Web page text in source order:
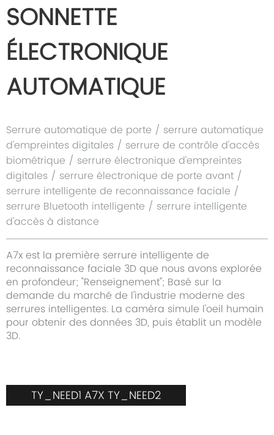
SONNETTE
ÉLECTRONIQUE
AUTOMATIQUE
Serrure automatique de porte / serrure automatique
d'empreintes digitales / serrure de contrôle d'accès
biométrique / serrure électronique d'empreintes
digitales / serrure électronique de porte avant /
serrure intelligente de reconnaissance faciale /
serrure Bluetooth intelligente / serrure intelligente
d'accès à distance
A7x est la première serrure intelligente de
reconnaissance faciale 3D que nous avons explorée
en profondeur; "Renseignement"; Basé sur la
demande du marché de l'industrie moderne des
serrures intelligentes. La caméra simule l'oeil humain
pour obtenir des données 3D, puis établit un modèle
3D.
TY_NEED1 A7X TY_NEED2